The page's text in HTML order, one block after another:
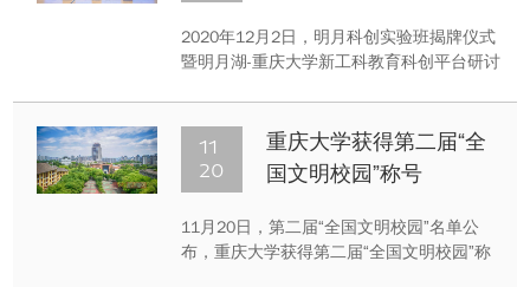
2020年12月2日，明月科创实验班揭牌仪式
暨明月湖-重庆大学新工科教育科创平台研讨
管委会常务副主任王志杰，香港科技大学教
授、深圳市大疆创新科技有限公司创始人、
明月湖国际智能产业科创基地创始人李泽湘
11
20
重庆大学获得第二届“全
国文明校园”称号
11月20日，第二届“全国文明校园”名单公
布，重庆大学获得第二届“全国文明校园”称